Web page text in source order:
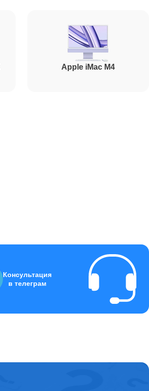
Apple iMac M4
Консультация
в телеграм